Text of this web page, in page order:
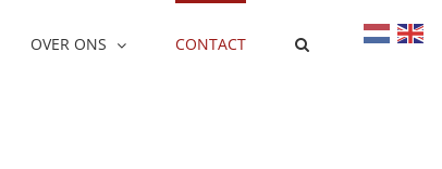
OVER ONS CONTACT